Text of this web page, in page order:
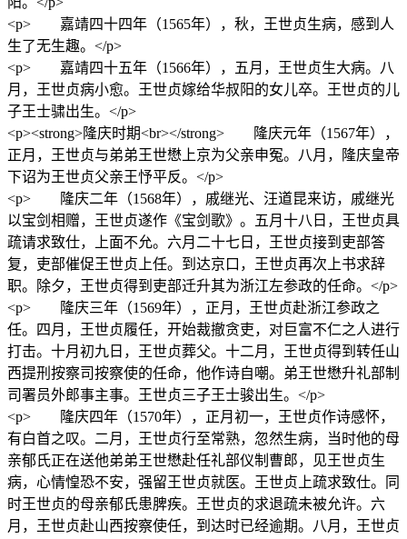
<p> 嘉靖四十四年（1565年），秋，王世贞生病，感到人
生了无生趣。</p>
<p> 嘉靖四十五年（1566年），五月，王世贞生大病。八
月，王世贞病小愈。王世贞嫁给华叔阳的女儿卒。王世贞的儿
子王士骕出生。</p>
<p><strong>隆庆时期<br></strong> 隆庆元年（1567年），
正月，王世贞与弟弟王世懋上京为父亲申冤。八月，隆庆皇帝
下诏为王世贞父亲王忬平反。</p>
<p> 隆庆二年（1568年），戚继光、汪道昆来访，戚继光
以宝剑相赠，王世贞遂作《宝剑歌》。五月十八日，王世贞具
疏请求致仕，上面不允。六月二十七日，王世贞接到吏部答
复，吏部催促王世贞上任。到达京口，王世贞再次上书求辞
职。除夕，王世贞得到吏部迁升其为浙江左参政的任命。</p>
<p> 隆庆三年（1569年），正月，王世贞赴浙江参政之
任。四月，王世贞履任，开始裁撤贪吏，对巨富不仁之人进行
打击。十月初九日，王世贞葬父。十二月，王世贞得到转任山
西提刑按察司按察使的任命，他作诗自嘲。弟王世懋升礼部制
司署员外郎事主事。王世贞三子王士骏出生。</p>
<p> 隆庆四年（1570年），正月初一，王世贞作诗感怀，
有白首之叹。二月，王世贞行至常熟，忽然生病，当时他的母
亲郁氏正在送他弟弟王世懋赴任礼部仪制曹郎，见王世贞生
病，心情惶恐不安，强留王世贞就医。王世贞上疏求致仕。同
时王世贞的母亲郁氏患脾疾。王世贞的求退疏未被允许。六
月，王世贞赴山西按察使任，到达时已经逾期。八月，王世贞